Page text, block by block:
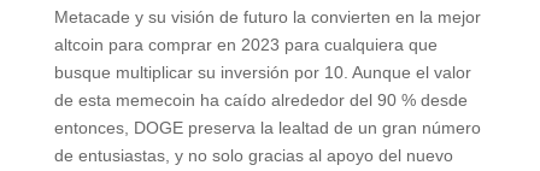
Metacade y su visión de futuro la convierten en la mejor
altcoin para comprar en 2023 para cualquiera que
busque multiplicar su inversión por 10. Aunque el valor
de esta memecoin ha caído alrededor del 90 % desde
entonces, DOGE preserva la lealtad de un gran número
de entusiastas, y no solo gracias al apoyo del nuevo